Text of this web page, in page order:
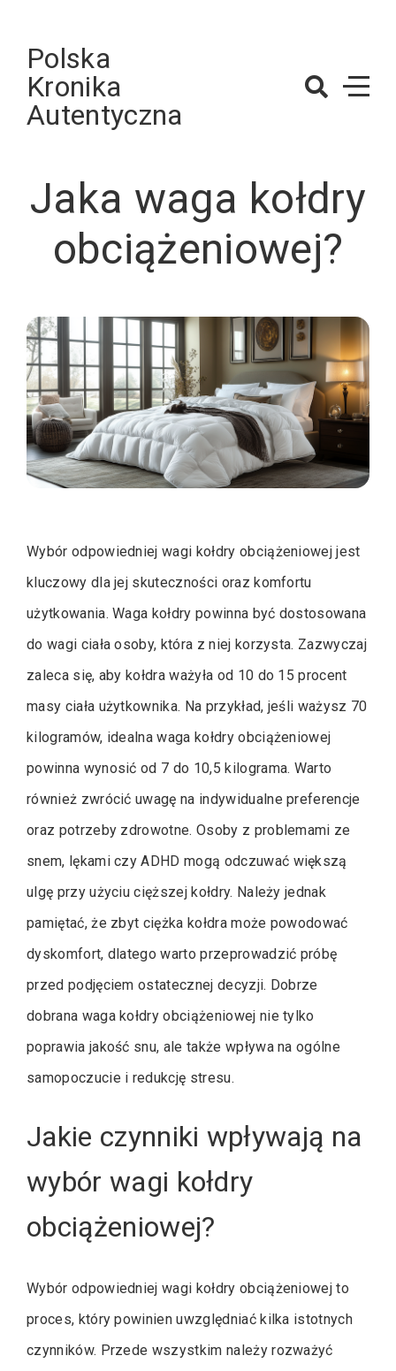
contentPolska
Kronika
Autentyczna
Jaka waga kołdry
obciążeniowej?
Wybór odpowiedniej wagi kołdry obciążeniowej jest
kluczowy dla jej skuteczności oraz komfortu
użytkowania. Waga kołdry powinna być dostosowana
do wagi ciała osoby, która z niej korzysta. Zazwyczaj
zaleca się, aby kołdra ważyła od 10 do 15 procent
masy ciała użytkownika. Na przykład, jeśli ważysz 70
kilogramów, idealna waga kołdry obciążeniowej
powinna wynosić od 7 do 10,5 kilograma. Warto
również zwrócić uwagę na indywidualne preferencje
oraz potrzeby zdrowotne. Osoby z problemami ze
snem, lękami czy ADHD mogą odczuwać większą
ulgę przy użyciu cięższej kołdry. Należy jednak
pamiętać, że zbyt ciężka kołdra może powodować
dyskomfort, dlatego warto przeprowadzić próbę
przed podjęciem ostatecznej decyzji. Dobrze
dobrana waga kołdry obciążeniowej nie tylko
poprawia jakość snu, ale także wpływa na ogólne
samopoczucie i redukcję stresu.
Jakie czynniki wpływają na
wybór wagi kołdry
obciążeniowej?
Wybór odpowiedniej wagi kołdry obciążeniowej to
proces, który powinien uwzględniać kilka istotnych
czynników. Przede wszystkim należy rozważyć